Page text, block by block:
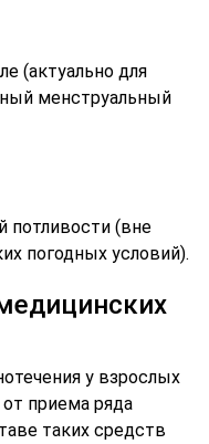
(актуально для
менструальный
потливости (вне
погодных условий).
у взрослых
приема ряда
таких средств